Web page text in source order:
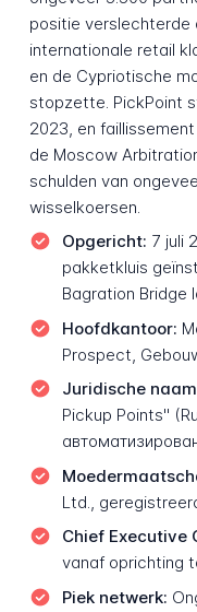
positie verslechterde
internationale retail
en de Cypriotische
stopzette. PickPoint
2023, en
de Moscow
schulden van
wisselkoersen.
Opgericht: 7 juli
pakketkluis
Bagration
Hoofdkantoor:
Prospect,
Juridische
Pickup Points"
Ltd.,
Chief Executive
vanaf oprichting
Piek netwerk: